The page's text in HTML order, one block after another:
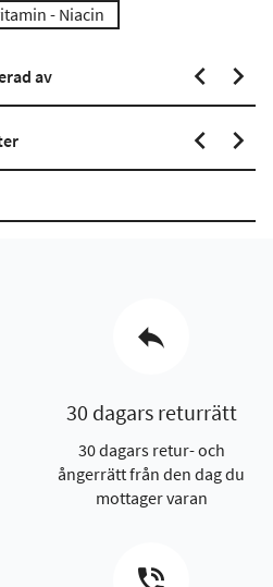
- Niacin
av
30 dagars returrätt
30 dagars retur- och
ångerrätt från den dag du
mottager varan